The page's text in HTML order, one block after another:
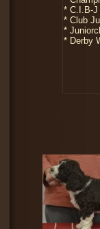
* C.I.B-J
* Club
*
* Derby